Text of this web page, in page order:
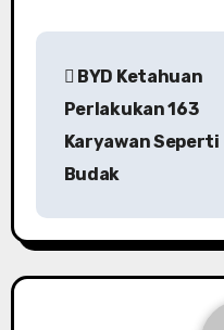
Navigasi
pos
BYD Ketahuan
Perlakukan 163
Karyawan Seperti
Budak